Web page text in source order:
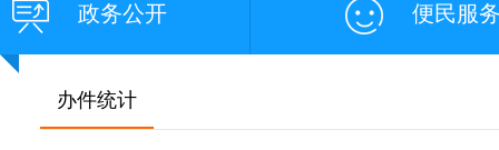
政务公开 便民服
办件统计